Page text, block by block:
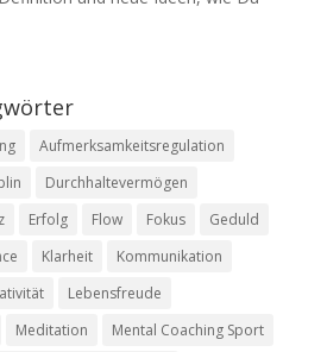
Aufmerksamkeitsregulation
Durchhaltevermögen
Erfolg Flow Fokus
Geduld
Klarheit
Kommunikation
Lebensfreude
Meditation
Mental Coaching Sport